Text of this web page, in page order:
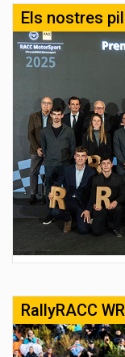
Els nostres
RallyRACC